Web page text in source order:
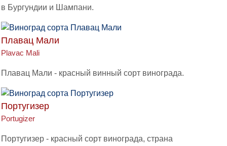
в Бургундии и Шампани.
Плавац Мали
Plavac Mali
Плавац Мали - красный винный сорт винограда.
Португизер
Portugizer
Португизер - красный сорт винограда, страна